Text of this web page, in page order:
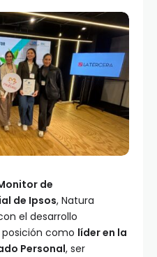
de
de Ipsos, Natura
el desarrollo
como líder en la
Personal, ser